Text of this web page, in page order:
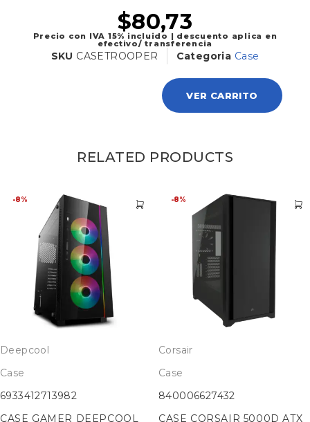
$80,73
Precio con IVA 15% incluido | descuento aplica en
efectivo/ transferencia
SKU CASETROOPER Categoria Case
VER CARRITO
RELATED PRODUCTS
-8%
Deepcool
Case
6933412713982
CASE GAMER DEEPCOOL
-8%
Corsair
Case
840006627432
CASE CORSAIR 5000D ATX